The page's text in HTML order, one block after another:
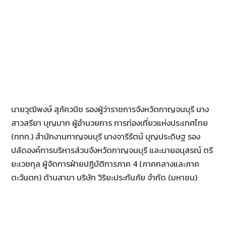
นายวุฒิพงษ์ สุภัควนิช รองผู้ว่าราชการจังหวัดกาญจนบุรี นาง
สาวสรียา บุญมาก ผู้อำนวยการ การท่องเที่ยวแห่งประเทศไทย
(ททท.) สำนักงานกาญจนบุรี นางจารีรัตน์ บุญประดิษฐ รอง
ปลัดองค์การบริหารส่วนจังหวัดกาญจนบุรี และนายอนุสรณ์ ตรี
ยะเวชกุล ผู้จัดการฝ่ายปฏิบัติการภาค 4 (ภาคกลางและภาค
ตะวันตก) ด้านสาขา บริษัท วิริยะประกันภัย จำกัด (มหาชน)